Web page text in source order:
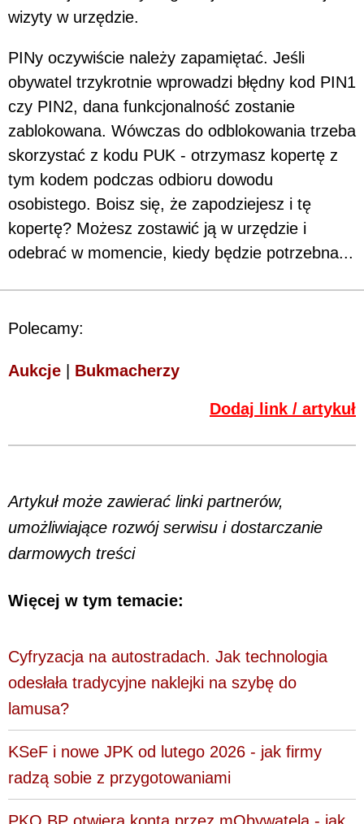
wizyty w urzędzie.
PINy oczywiście należy zapamiętać. Jeśli
obywatel trzykrotnie wprowadzi błędny kod PIN1
czy PIN2, dana funkcjonalność zostanie
zablokowana. Wówczas do odblokowania trzeba
skorzystać z kodu PUK - otrzymasz kopertę z
tym kodem podczas odbioru dowodu
osobistego. Boisz się, że zapodziejesz i tę
kopertę? Możesz zostawić ją w urzędzie i
odebrać w momencie, kiedy będzie potrzebna...
Polecamy:
Aukcje Bukmacherzy
Dodaj link / artykuł
Artykuł może zawierać linki partnerów,
umożliwiające rozwój serwisu i dostarczanie
darmowych treści
Więcej w tym temacie:
Cyfryzacja na autostradach. Jak technologia
odesłała tradycyjne naklejki na szybę do
lamusa?
KSeF i nowe JPK od lutego 2026 - jak firmy
radzą sobie z przygotowaniami